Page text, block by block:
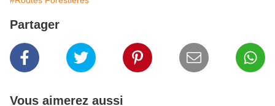
Partager
Vous aimerez aussi